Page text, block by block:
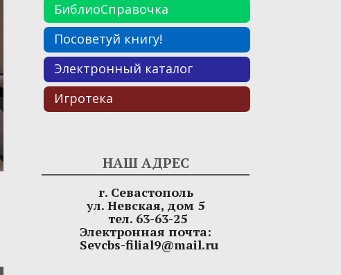
БиблиоСправочка
Посоветуй книгу!
Электронный каталог
Игротека
НАШ АДРЕС
г. Севастополь
ул. Невская, дом 5
тел. 63-63-25
Электронная почта:
Sevcbs-filial9@mail.ru